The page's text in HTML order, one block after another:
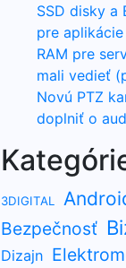
SSD disky a
pre
RAM pre
mali vedieť
Novú PTZ
doplniť o
3DIGITAL
Bezpečnosť
Dizajn